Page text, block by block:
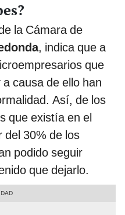
la Cámara de
, indica que a
que
causa de ello han
Así, de los
que existía en el
del 30% de los
podido seguir
que dejarlo.